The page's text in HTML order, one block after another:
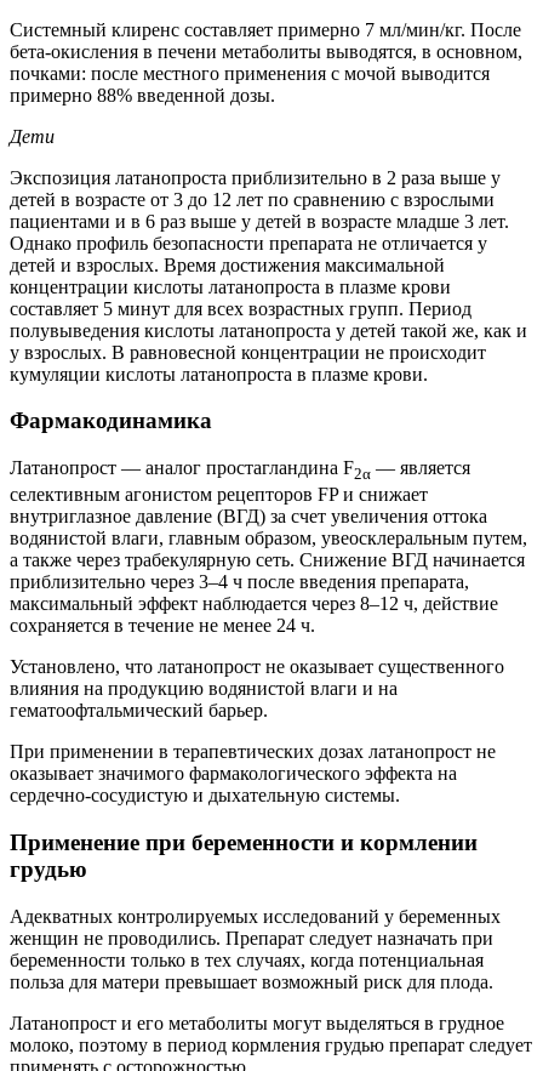
Системный клиренс составляет примерно 7 мл/мин/кг. После
бета-окисления в печени метаболиты выводятся, в основном,
почками: после местного применения с мочой выводится
примерно 88% введенной дозы.
Дети
Экспозиция латанопроста приблизительно в 2 раза выше у
детей в возрасте от 3 до 12 лет по сравнению с взрослыми
пациентами и в 6 раз выше у детей в возрасте младше 3 лет.
Однако профиль безопасности препарата не отличается у
детей и взрослых. Время достижения максимальной
концентрации кислоты латанопроста в плазме крови
составляет 5 минут для всех возрастных групп. Период
полувыведения кислоты латанопроста у детей такой же, как и
у взрослых. В равновесной концентрации не происходит
кумуляции кислоты латанопроста в плазме крови.
Фармакодинамика
Латанопрост — аналог простагландина F2α — является
селективным агонистом рецепторов FP и снижает
внутриглазное давление (ВГД) за счет увеличения оттока
водянистой влаги, главным образом, увеосклеральным путем,
а также через трабекулярную сеть. Снижение ВГД начинается
приблизительно через 3–4 ч после введения препарата,
максимальный эффект наблюдается через 8–12 ч, действие
сохраняется в течение не менее 24 ч.
Установлено, что латанопрост не оказывает существенного
влияния на продукцию водянистой влаги и на
гематоофтальмический барьер.
При применении в терапевтических дозах латанопрост не
оказывает значимого фармакологического эффекта на
сердечно-сосудистую и дыхательную системы.
Применение при беременности и кормлении
грудью
Адекватных контролируемых исследований у беременных
женщин не проводились. Препарат следует назначать при
беременности только в тех случаях, когда потенциальная
польза для матери превышает возможный риск для плода.
Латанопрост и его метаболиты могут выделяться в грудное
молоко, поэтому в период кормления грудью препарат следует
применять с осторожностью.